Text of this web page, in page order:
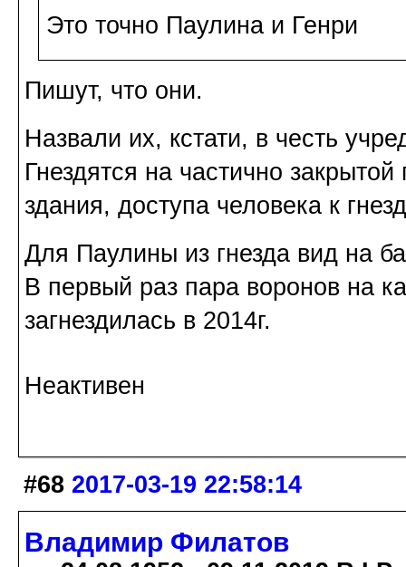
Это точно Паулина и Генри
Пишут, что они.
Назвали их, кстати, в честь
Гнездятся на частично
здания, доступа человека к
Для Паулины из гнезда вид на
В первый раз пара воронов на
загнездилась в 2014г.
Неактивен
#68 2017-03-19 22:58:14
Владимир Филатов